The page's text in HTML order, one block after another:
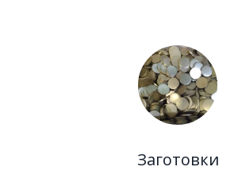
Заготовки